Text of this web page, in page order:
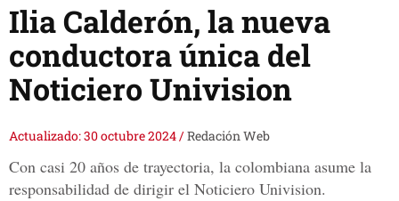
Ilia Calderón, la nueva
conductora única del
Noticiero Univision
Actualizado: 30 octubre 2024/Redación Web
Con casi 20 años de trayectoria, la colombiana asume la
responsabilidad de dirigir el Noticiero Univision.